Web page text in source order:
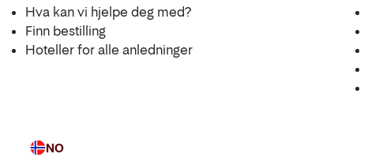
Hva kan vi hjelpe deg med?
Finn bestilling
Hoteller for alle anledninger
Språk
NO